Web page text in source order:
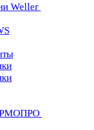
Weller